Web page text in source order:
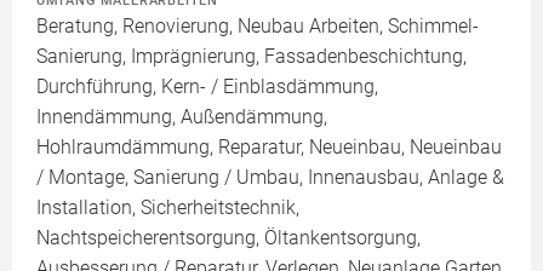
Beratung, Renovierung, Neubau Arbeiten, Schimmel-
Sanierung, Imprägnierung, Fassadenbeschichtung,
Durchführung, Kern- / Einblasdämmung,
Innendämmung, Außendämmung,
Hohlraumdämmung, Reparatur, Neueinbau, Neueinbau
/ Montage, Sanierung / Umbau, Innenausbau, Anlage &
Installation, Sicherheitstechnik,
Nachtspeicherentsorgung, Öltankentsorgung,